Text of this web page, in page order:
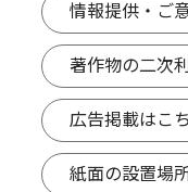
情報提供・ご
著作物の二次
広告掲載はこ
紙面の設置場